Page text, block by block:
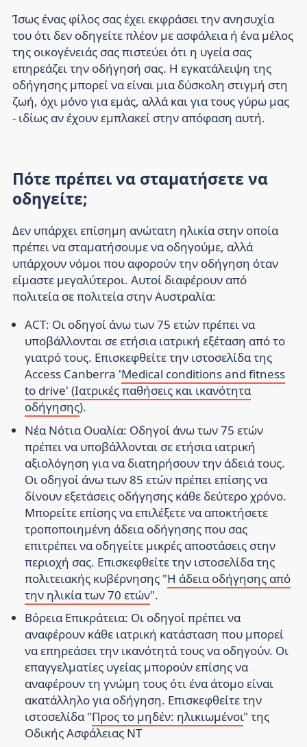
Ίσως ένας φίλος σας έχει εκφράσει την ανησυχία
του ότι δεν οδηγείτε πλέον με ασφάλεια ή ένα μέλος
της οικογένειάς σας πιστεύει ότι η υγεία σας
επηρεάζει την οδήγησή σας. Η εγκατάλειψη της
οδήγησης μπορεί να είναι μια δύσκολη στιγμή στη
ζωή, όχι μόνο για εμάς, αλλά και για τους γύρω μας
- ιδίως αν έχουν εμπλακεί στην απόφαση αυτή.
Πότε πρέπει να σταματήσετε να
οδηγείτε;
Δεν υπάρχει επίσημη ανώτατη ηλικία στην οποία
πρέπει να σταματήσουμε να οδηγούμε, αλλά
υπάρχουν νόμοι που αφορούν την οδήγηση όταν
είμαστε μεγαλύτεροι. Αυτοί διαφέρουν από
πολιτεία σε πολιτεία στην Αυστραλία:
ACT: Οι οδηγοί άνω των 75 ετών πρέπει να
υποβάλλονται σε ετήσια ιατρική εξέταση από το
γιατρό τους. Επισκεφθείτε την ιστοσελίδα της
Access Canberra 'Medical conditions and fitness
to drive' (Ιατρικές παθήσεις και ικανότητα
οδήγησης).
Νέα Νότια Ουαλία: Οδηγοί άνω των 75 ετών
πρέπει να υποβάλλονται σε ετήσια ιατρική
αξιολόγηση για να διατηρήσουν την άδειά τους.
Οι οδηγοί άνω των 85 ετών πρέπει επίσης να
δίνουν εξετάσεις οδήγησης κάθε δεύτερο χρόνο.
Μπορείτε επίσης να επιλέξετε να αποκτήσετε
τροποποιημένη άδεια οδήγησης που σας
επιτρέπει να οδηγείτε μικρές αποστάσεις στην
περιοχή σας. Επισκεφθείτε την ιστοσελίδα της
πολιτειακής κυβέρνησης "Η άδεια οδήγησης από
την ηλικία των 70 ετών".
Βόρεια Επικράτεια: Οι οδηγοί πρέπει να
αναφέρουν κάθε ιατρική κατάσταση που μπορεί
να επηρεάσει την ικανότητά τους να οδηγούν. Οι
επαγγελματίες υγείας μπορούν επίσης να
αναφέρουν τη γνώμη τους ότι ένα άτομο είναι
ακατάλληλο για οδήγηση. Επισκεφθείτε την
ιστοσελίδα "Προς το μηδέν: ηλικιωμένοι" της
Οδικής Ασφάλειας NT